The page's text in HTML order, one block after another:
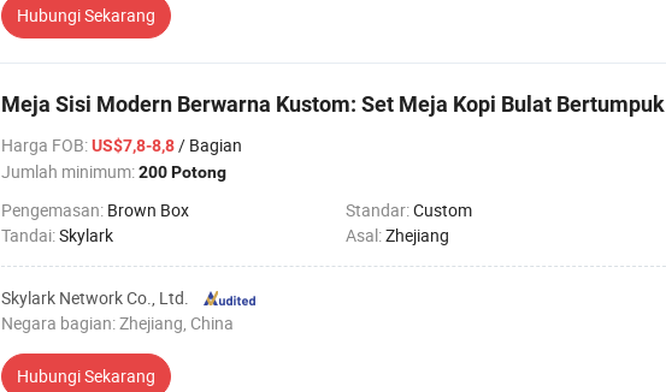
Hubungi Sekarang
Meja Sisi Modern Berwarna Kustom: Set Meja Kopi Bulat Bertumpuk
Harga FOB:US$7,8-8,8/ Bagian
Jumlah minimum:200 Potong
Pengemasan: Brown Box Standar:Custom
Tandai:Skylark Asal:Zhejiang
Skylark Network Co., Ltd.
Negara bagian: Zhejiang, China
Hubungi Sekarang